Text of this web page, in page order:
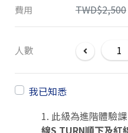
費用 TWD$2,500
人數
我已知悉
1. 此級為進階體驗課
線S TURN順下及